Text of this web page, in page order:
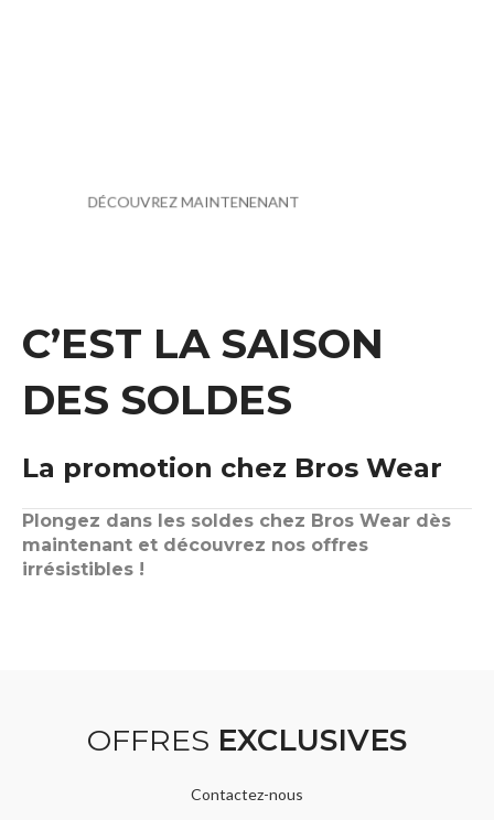
C’EST LA SAISON
DES SOLDES
La promotion chez Bros Wear
Plongez dans les soldes chez Bros Wear dès
maintenant et découvrez nos offres
irrésistibles !
OFFRES EXCLUSIVES
Contactez-nous